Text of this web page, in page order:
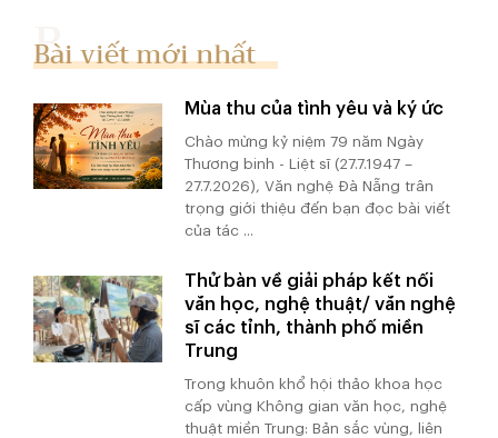
Bài viết mới nhất
Mùa thu của tình yêu và ký ức
Chào mừng kỷ niệm 79 năm Ngày
Thương binh - Liệt sĩ (27.7.1947 –
27.7.2026), Văn nghệ Đà Nẵng trân
trọng giới thiệu đến bạn đọc bài viết
của tác ...
Thử bàn về giải pháp kết nối
văn học, nghệ thuật/ văn nghệ
sĩ các tỉnh, thành phố miền
Trung
Trong khuôn khổ hội thảo khoa học
cấp vùng Không gian văn học, nghệ
thuật miền Trung: Bản sắc vùng, liên